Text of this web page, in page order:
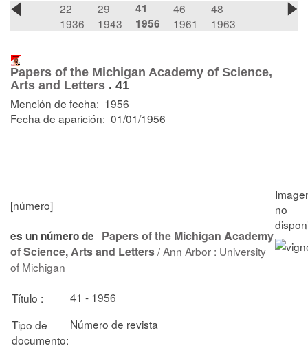
22
1936
29
1943
41
1956
46
1961
48
1963
Papers of the Michigan Academy of Science,
Arts and Letters . 41
Mención de fecha: 1956
Fecha de aparición: 01/01/1956
[número]
es un número de Papers of the Michigan Academy
of Science, Arts and Letters/ Ann Arbor : University
of Michigan
Título :
41 - 1956
Tipo de
documento:
Número de revista